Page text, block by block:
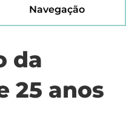
Navegação
da
25 anos